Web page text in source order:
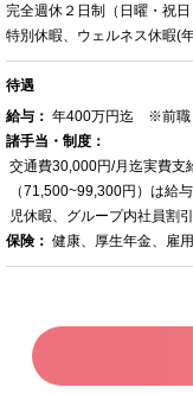
完全週休２日制（日曜・祝
特別休暇、ウェルネス休暇(
待遇
給与： 年400万円迄 ※前職
諸手当・制度：
交通費30,000円/月迄実費支
（71,500~99,300円）は給
児休暇、グループ内社員割
保険： 健康、厚生年金、雇